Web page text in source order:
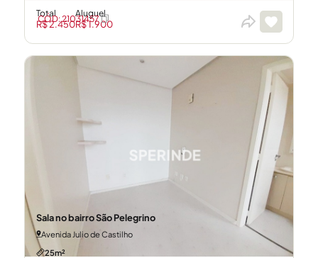
Total
R$ 2.450
Aluguel
R$ 1.900
CÓD: 21031457
Sala no bairro São Pelegrino
Avenida Julio de Castilho
25m²